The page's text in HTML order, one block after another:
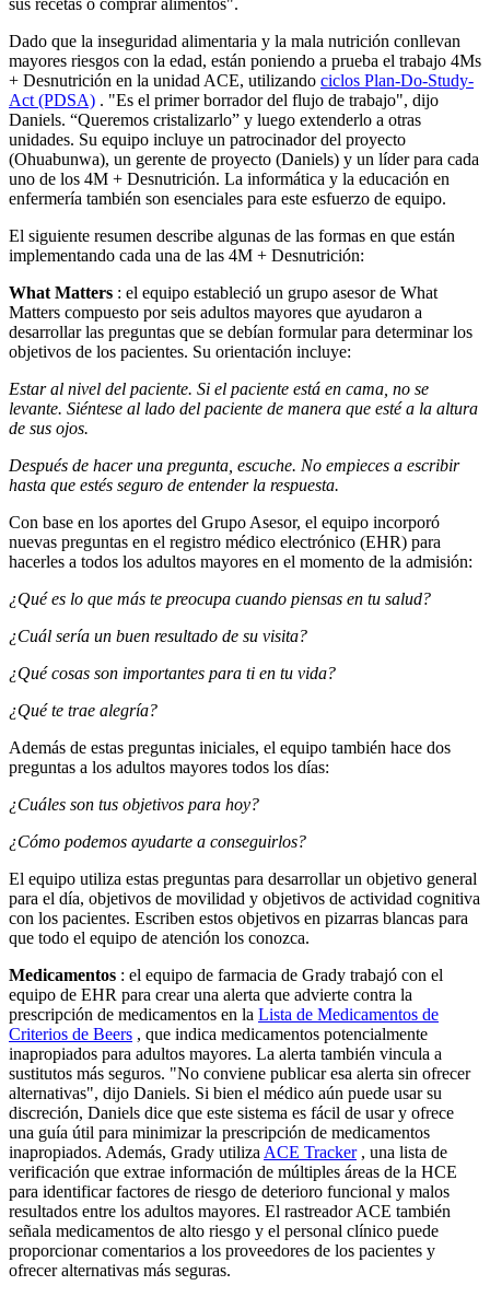
sus recetas o comprar alimentos".
Dado que la inseguridad alimentaria y la mala nutrición conllevan
mayores riesgos con la edad, están poniendo a prueba el trabajo 4Ms
+ Desnutrición en la unidad ACE, utilizando ciclos Plan-Do-Study-
Act (PDSA) . "Es el primer borrador del flujo de trabajo", dijo
Daniels. “Queremos cristalizarlo” y luego extenderlo a otras
unidades. Su equipo incluye un patrocinador del proyecto
(Ohuabunwa), un gerente de proyecto (Daniels) y un líder para cada
uno de los 4M + Desnutrición. La informática y la educación en
enfermería también son esenciales para este esfuerzo de equipo.
El siguiente resumen describe algunas de las formas en que están
implementando cada una de las 4M + Desnutrición:
What Matters : el equipo estableció un grupo asesor de What
Matters compuesto por seis adultos mayores que ayudaron a
desarrollar las preguntas que se debían formular para determinar los
objetivos de los pacientes. Su orientación incluye:
Estar al nivel del paciente. Si el paciente está en cama, no se
levante. Siéntese al lado del paciente de manera que esté a la altura
de sus ojos.
Después de hacer una pregunta, escuche. No empieces a escribir
hasta que estés seguro de entender la respuesta.
Con base en los aportes del Grupo Asesor, el equipo incorporó
nuevas preguntas en el registro médico electrónico (EHR) para
hacerles a todos los adultos mayores en el momento de la admisión:
¿Qué es lo que más te preocupa cuando piensas en tu salud?
¿Cuál sería un buen resultado de su visita?
¿Qué cosas son importantes para ti en tu vida?
¿Qué te trae alegría?
Además de estas preguntas iniciales, el equipo también hace dos
preguntas a los adultos mayores todos los días:
¿Cuáles son tus objetivos para hoy?
¿Cómo podemos ayudarte a conseguirlos?
El equipo utiliza estas preguntas para desarrollar un objetivo general
para el día, objetivos de movilidad y objetivos de actividad cognitiva
con los pacientes. Escriben estos objetivos en pizarras blancas para
que todo el equipo de atención los conozca.
Medicamentos : el equipo de farmacia de Grady trabajó con el
equipo de EHR para crear una alerta que advierte contra la
prescripción de medicamentos en la Lista de Medicamentos de
Criterios de Beers , que indica medicamentos potencialmente
inapropiados para adultos mayores. La alerta también vincula a
sustitutos más seguros. "No conviene publicar esa alerta sin ofrecer
alternativas", dijo Daniels. Si bien el médico aún puede usar su
discreción, Daniels dice que este sistema es fácil de usar y ofrece
una guía útil para minimizar la prescripción de medicamentos
inapropiados. Además, Grady utiliza ACE Tracker, una lista de
verificación que extrae información de múltiples áreas de la HCE
para identificar factores de riesgo de deterioro funcional y malos
resultados entre los adultos mayores. El rastreador ACE también
señala medicamentos de alto riesgo y el personal clínico puede
proporcionar comentarios a los proveedores de los pacientes y
ofrecer alternativas más seguras.